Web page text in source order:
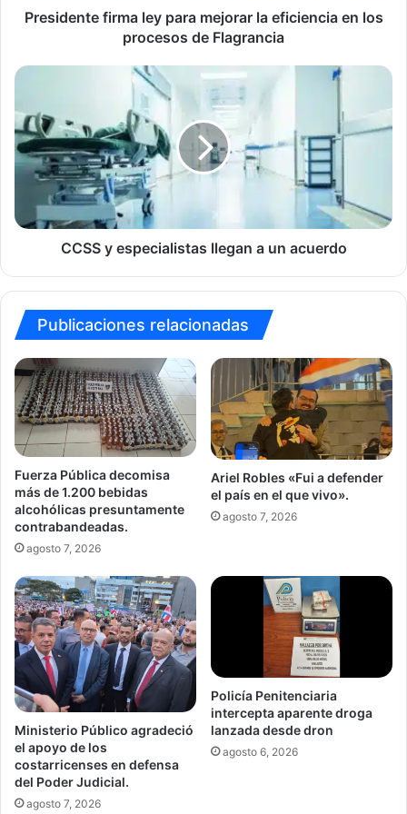
procesos
Presidente firma ley para mejorar la eficiencia en los
procesos de Flagrancia
CCSS
especialistas
llegan
a
un
acuerdo
CCSS y especialistas llegan a un acuerdo
Publicaciones relacionadas
Fuerza Pública decomisa
más de 1.200 bebidas
alcohólicas presuntamente
contrabandeadas.
agosto 7, 2026
Ariel Robles «Fui a defender
el país en el que vivo».
agosto 7, 2026
Ministerio Público agradeció
el apoyo de los
costarricenses en defensa
del Poder Judicial.
agosto 7, 2026
Policía Penitenciaria
intercepta aparente droga
lanzada desde dron
agosto 6, 2026